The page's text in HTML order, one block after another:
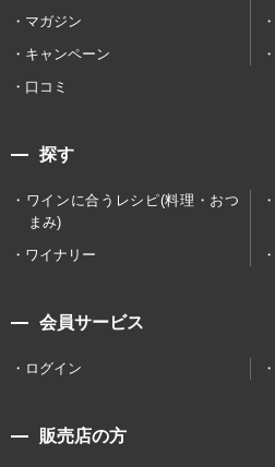
マガジン
キャンペーン
口コミ
探す
ワインに合うレシピ(料理・おつ
まみ)
ワイナリー
会員サービス
ログイン
販売店の方